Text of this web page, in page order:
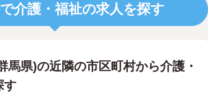
介護・福祉の求人を探す
馬県)の近隣の市区町村から介護・
す